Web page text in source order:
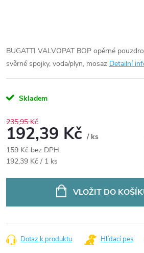
BUGATTI VALVOPAT BOP opěrné
svěrné spojky, voda/plyn, mosaz Detailní
Skladem
235,95 Kč
192,39 Kč / ks
159 Kč bez DPH
Měrná
192,39 Kč / 1 ks
VLOŽIT DO
Dotaz k produktu Hlídací pes